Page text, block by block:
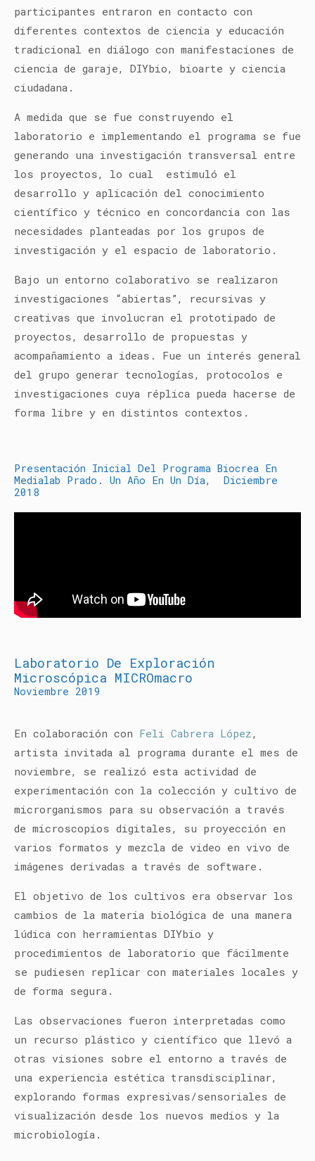
participantes entraron en contacto con
diferentes contextos de ciencia y educación
tradicional en diálogo con manifestaciones de
ciencia de garaje, DIYbio, bioarte y ciencia
ciudadana.
A medida que se fue construyendo el
laboratorio e implementando el programa se fue
generando una investigación transversal entre
los proyectos, lo cual estimuló el
desarrollo y aplicación del conocimiento
científico y técnico en concordancia con las
necesidades planteadas por los grupos de
investigación y el espacio de laboratorio.
Bajo un entorno colaborativo se realizaron
investigaciones “abiertas”, recursivas y
creativas que involucran el prototipado de
proyectos, desarrollo de propuestas y
acompañamiento a ideas. Fue un interés general
del grupo generar tecnologías, protocolos e
investigaciones cuya réplica pueda hacerse de
forma libre y en distintos contextos.
Presentación Inicial Del Programa Biocrea En
Medialab Prado. Un Año En Un Día, Diciembre
2018
Laboratorio De Exploración
Microscópica MICROmacro
Noviembre 2019
En colaboración con Feli Cabrera López,
artista invitada al programa durante el mes de
noviembre, se realizó esta actividad de
experimentación con la colección y cultivo de
microrganismos para su observación a través
de microscopios digitales, su proyección en
varios formatos y mezcla de video en vivo de
imágenes derivadas a través de software.
El objetivo de los cultivos era observar los
cambios de la materia biológica de una manera
lúdica con herramientas DIYbio y
procedimientos de laboratorio que fácilmente
se pudiesen replicar con materiales locales y
de forma segura.
Las observaciones fueron interpretadas como
un recurso plástico y científico que llevó a
otras visiones sobre el entorno a través de
una experiencia estética transdisciplinar,
explorando formas expresivas/sensoriales de
visualización desde los nuevos medios y la
microbiología.